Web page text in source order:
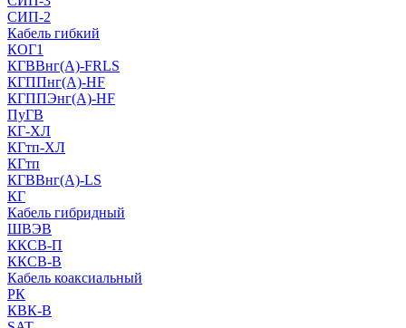
СИП-2
Кабель гибкий
КОГ1
КГВВнг(А)-FRLS
КГППнг(A)-HF
КГППЭнг(A)-HF
ПуГВ
КГ-ХЛ
КГтп-ХЛ
КГтп
КГВВнг(А)-LS
КГ
Кабель гибридный
ШВЭВ
ККСВ-П
ККСВ-В
Кабель коаксиальный
РК
КВК-В